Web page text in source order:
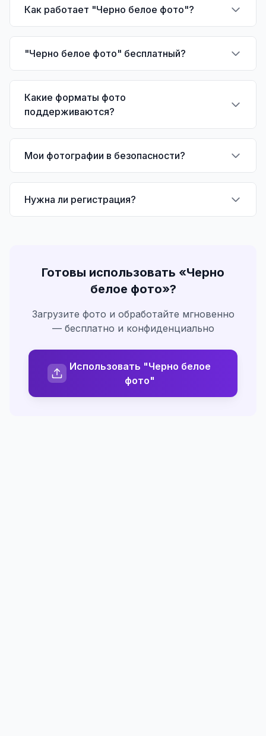
Как работает "Черно белое фото"?
"Черно белое фото" бесплатный?
Какие форматы фото
поддерживаются?
Мои фотографии в безопасности?
Нужна ли регистрация?
Готовы использовать «Черно
белое фото»?
Загрузите фото и обработайте мгновенно
— бесплатно и конфиденциально
Использовать "Черно белое
фото"